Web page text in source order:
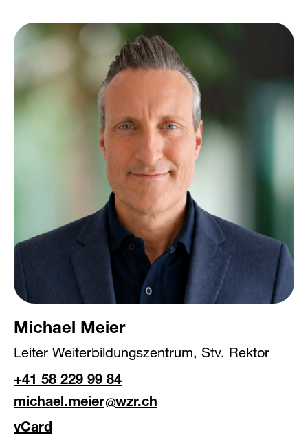
Michael Meier
Leiter Weiterbildungszentrum, Stv. Rektor
+41 58 229 99 84
michael.meier
wzr.ch
vCard